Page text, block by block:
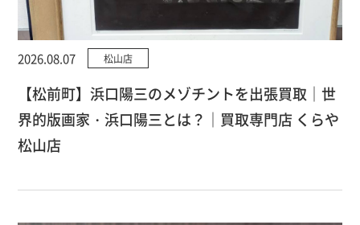
2026.08.07 松山店
【松前町】浜口陽三のメゾチントを出張買取｜世
界的版画家・浜口陽三とは？｜買取専門店 くらや
松山店